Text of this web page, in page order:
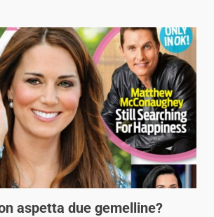
aspetta due gemelline?